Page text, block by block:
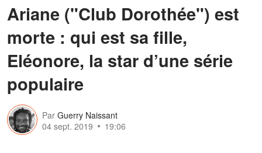
Ariane ("Club Dorothée") est
morte : qui est sa fille,
Eléonore, la star d’une série
populaire
Par Guerry Naissant
04 sept. 2019
19:06